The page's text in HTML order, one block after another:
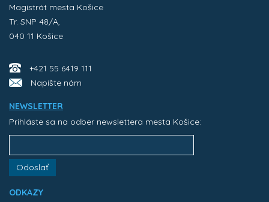
Magistrát mesta Košice
Tr. SNP 48/A,
040 11 Košice
+421 55 6419 111
Napíšte nám
NEWSLETTER
Prihláste sa na odber newslettera mesta Košice:
Odoslať
ODKAZY